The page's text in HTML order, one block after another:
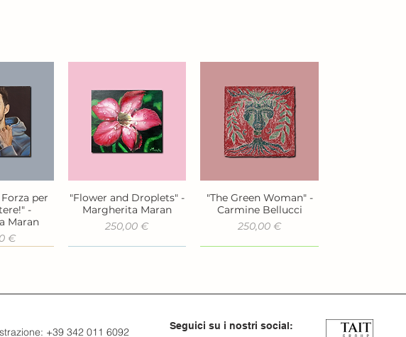
per
-
Maran
€
Vista rapida
"Flower and Droplets" -
Margherita Maran
Prezzo
250,00 €
Vista rapida
"The Green Woman" -
Carmine Bellucci
Prezzo
250,00 €
+39 342 011 6092 Seguici su i nostri social: